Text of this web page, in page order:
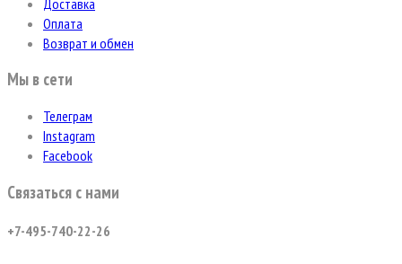
Оплата
Возврат и обмен
Мы в сети
Телеграм
Instagram
Facebook
Связаться с нами
+7-495-740-22-26